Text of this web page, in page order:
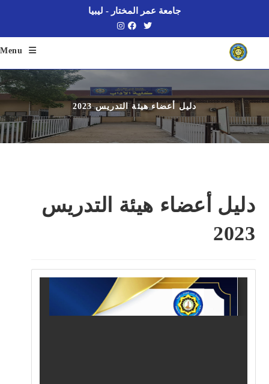
content
جامعة عمر المختار - ليبيا
Menu
دليل أعضاء هيئة التدريس 2023
دليل أعضاء هيئة التدريس
2023